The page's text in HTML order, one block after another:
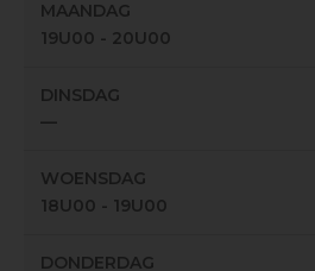
MAANDAG
19U00 - 20U00
DINSDAG
—
WOENSDAG
18U00 - 19U00
DONDERDAG